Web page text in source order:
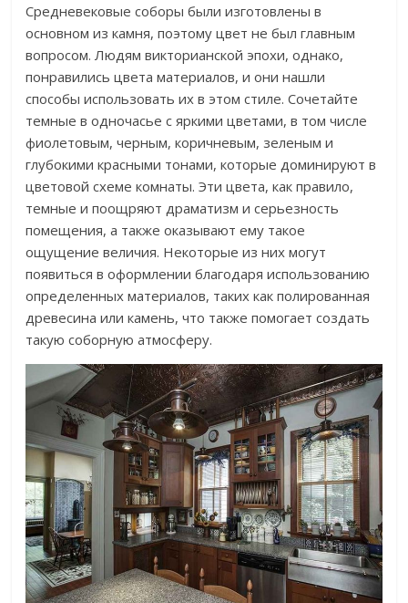
Средневековые соборы были изготовлены в
основном из камня, поэтому цвет не был главным
вопросом. Людям викторианской эпохи, однако,
понравились цвета материалов, и они нашли
способы использовать их в этом стиле. Сочетайте
темные в одночасье с яркими цветами, в том числе
фиолетовым, черным, коричневым, зеленым и
глубокими красными тонами, которые доминируют в
цветовой схеме комнаты. Эти цвета, как правило,
темные и поощряют драматизм и серьезность
помещения, а также оказывают ему такое
ощущение величия. Некоторые из них могут
появиться в оформлении благодаря использованию
определенных материалов, таких как полированная
древесина или камень, что также помогает создать
такую ​​соборную атмосферу.